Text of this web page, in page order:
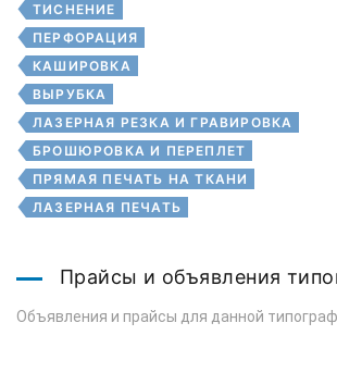
ТИСНЕНИЕ
ПЕРФОРАЦИЯ
КАШИРОВКА
ВЫРУБКА
ЛАЗЕРНАЯ РЕЗКА И ГРАВИРОВКА
БРОШЮРОВКА И ПЕРЕПЛЕТ
ПРЯМАЯ ПЕЧАТЬ НА ТКАНИ
ЛАЗЕРНАЯ ПЕЧАТЬ
Прайсы и объявления
Объявления и прайсы для данной